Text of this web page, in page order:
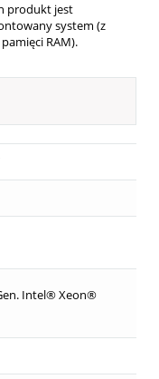
produkt jest
system (z
RAM).
Intel® Xeon®